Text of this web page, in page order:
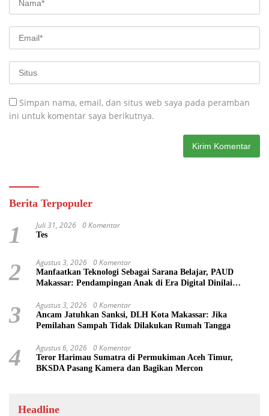
Simpan nama, email, dan situs web saya pada peramban
ini untuk komentar saya berikutnya.
Berita Terpopuler
1 Juli 31, 2026 0 Komentar
Tes
2 Agustus 3, 2026 0 Komentar
Manfaatkan Teknologi Sebagai Sarana Belajar, PAUD
Makassar: Pendampingan Anak di Era Digital Dinilai
3 Agustus 3, 2026 0 Komentar
Ancam Jatuhkan Sanksi, DLH Kota Makassar: Jika
Pemilahan Sampah Tidak Dilakukan Rumah Tangga
4 Agustus 6, 2026 0 Komentar
Teror Harimau Sumatra di Permukiman Aceh Timur,
BKSDA Pasang Kamera dan Bagikan Mercon
Headline